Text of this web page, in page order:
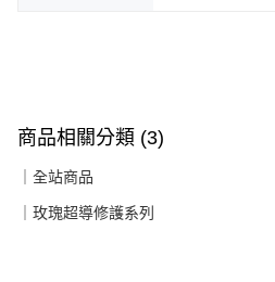
商品相關分類 (3)
｜全站商品
｜玫瑰超導修護系列